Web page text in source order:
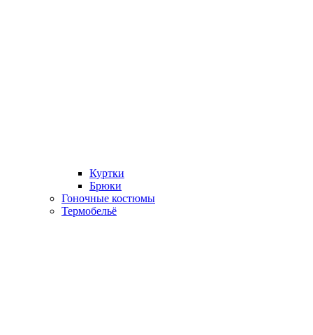
Куртки
Брюки
Гоночные костюмы
Термобельё